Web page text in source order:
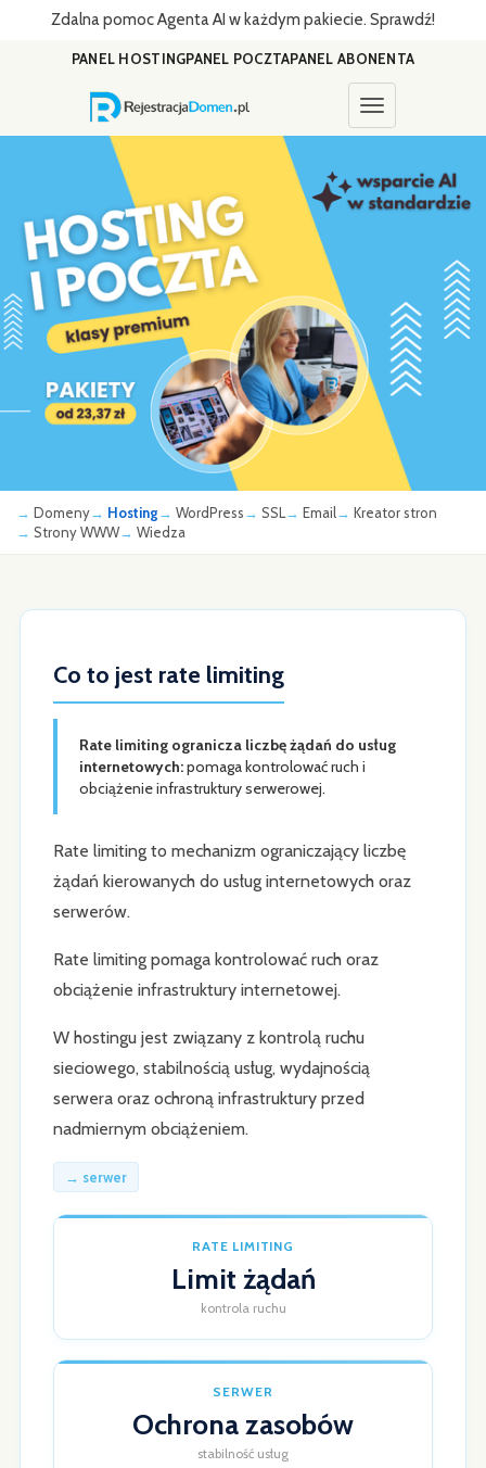
Zdalna pomoc Agenta AI w każdym pakiecie. Sprawdź!
PANEL HOSTINGPANEL POCZTAPANEL ABONENTA
Toggle
Domeny Hosting WordPress SSL Email
Kreator stron
Strony WWW
Wiedza
Co to jest rate limiting
Rate limiting ogranicza liczbę żądań do usług
internetowych:pomaga kontrolować ruch i
obciążenie infrastruktury serwerowej.
Rate limiting to mechanizm ograniczający liczbę
żądań kierowanych do usług internetowych oraz
serwerów.
Rate limiting pomaga kontrolować ruch oraz
obciążenie infrastruktury internetowej.
W hostingu jest związany z kontrolą ruchu
sieciowego, stabilnością usług, wydajnością
serwera oraz ochroną infrastruktury przed
nadmiernym obciążeniem.
→ serwer
RATE LIMITING
Limit żądań
kontrola ruchu
SERWER
Ochrona zasobów
stabilność usług